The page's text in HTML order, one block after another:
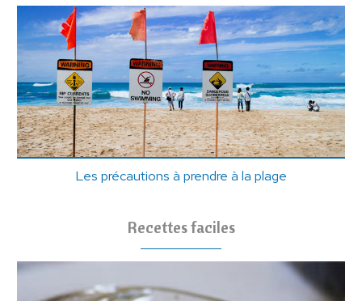
Les précautions à prendre à la plage
Recettes faciles